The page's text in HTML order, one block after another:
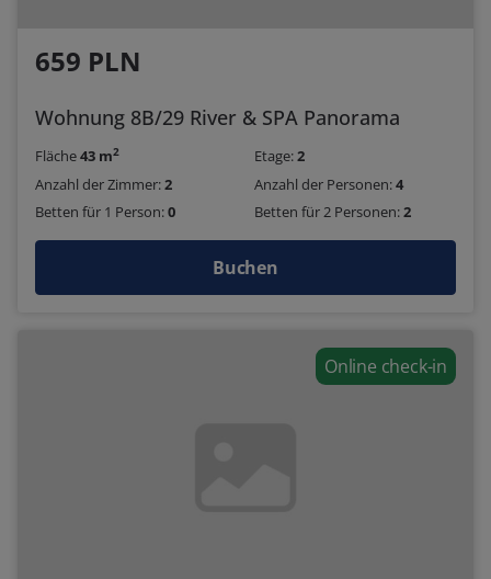
659 PLN
Wohnung 8B/29 River & SPA Panorama
Fläche43 m2 Etage:2
Anzahl der Zimmer:2 Anzahl der Personen:4
Betten für 1 Person:0 Betten für 2 Personen:2
Buchen
Online check-in